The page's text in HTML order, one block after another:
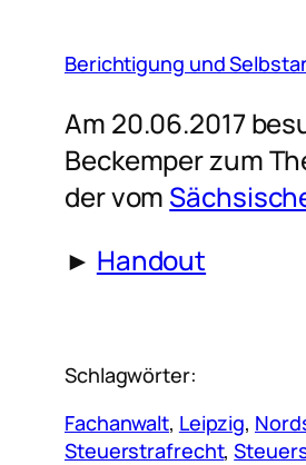
Berichtigung und
Am 20.06.2017
Beckemper zum
der vom
► Handout
Schlagwörter:
Fachanwalt, Leipzig,
Steuerstrafrecht,